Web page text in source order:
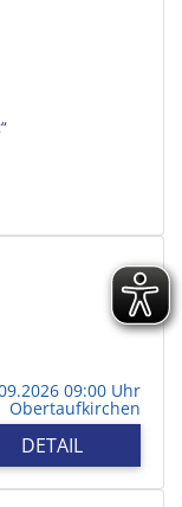
09:00 Uhr
Obertaufkirchen
DETAIL